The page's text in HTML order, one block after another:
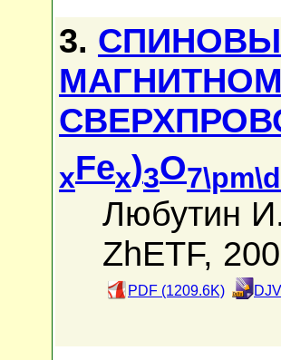
3.
xFex)3O
Любутин
ZhETF,
PDF (1209.6K)